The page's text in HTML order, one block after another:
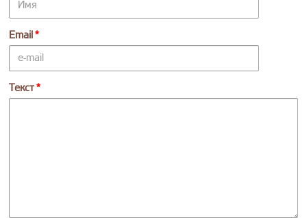
Email
Текст